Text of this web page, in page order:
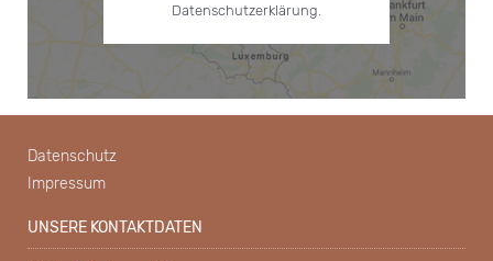
Datenschutzerklärung.
Datenschutz
Impressum
UNSERE KONTAKTDATEN